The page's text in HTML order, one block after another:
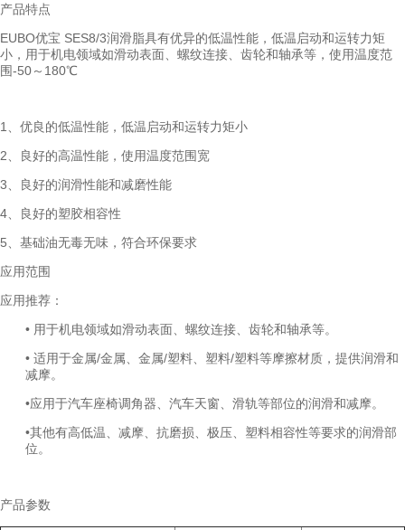
产品特点
EUBO优宝 SES8/3润滑脂具有优异的低温性能，低温启动和运转力矩
小，用于机电领域如滑动表面、螺纹连接、齿轮和轴承等，使用温度范
围-50～180℃
1、优良的低温性能，低温启动和运转力矩小
2、良好的高温性能，使用温度范围宽
3、良好的润滑性能和减磨性能
4、良好的塑胶相容性
5、基础油无毒无味，符合环保要求
应用范围
应用推荐：
• 用于机电领域如滑动表面、螺纹连接、齿轮和轴承等。
• 适用于金属/金属、金属/塑料、塑料/塑料等摩擦材质，提供润滑和
减摩。
•应用于汽车座椅调角器、汽车天窗、滑轨等部位的润滑和减摩。
•其他有高低温、减摩、抗磨损、极压、塑料相容性等要求的润滑部
位。
产品参数